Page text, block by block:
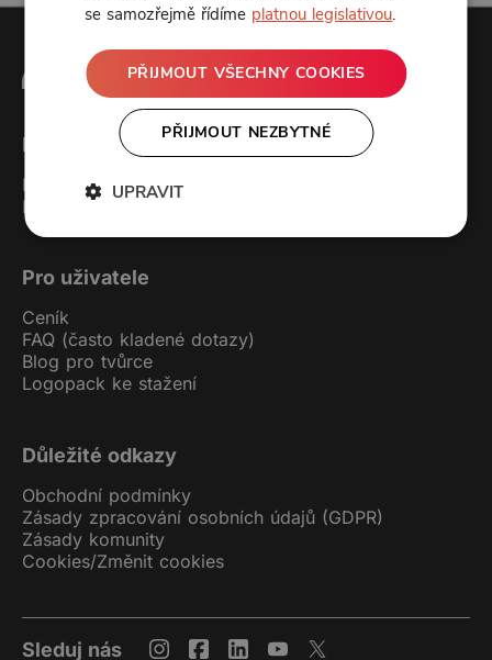
Forendors
Kontakt
Podcast studio
Pro uživatele
Ceník
FAQ (často kladené dotazy)
Blog pro tvůrce
Logopack ke stažení
Důležité odkazy
Obchodní podmínky
Zásady zpracování osobních údajů (GDPR)
Zásady komunity
Cookies/Změnit cookies
Sleduj nás
se samozřejmě řídíme platnou legislativou.
PŘIJMOUT VŠECHNY COOKIES
PŘIJMOUT NEZBYTNÉ
UPRAVIT